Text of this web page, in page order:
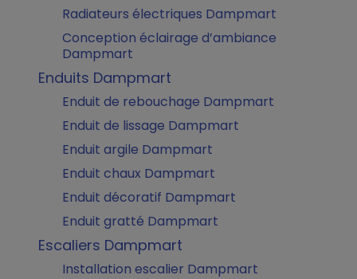
Radiateurs électriques Dampmart
Conception éclairage d’ambiance
Dampmart
Enduits Dampmart
Enduit de rebouchage Dampmart
Enduit de lissage Dampmart
Enduit argile Dampmart
Enduit chaux Dampmart
Enduit décoratif Dampmart
Enduit gratté Dampmart
Escaliers Dampmart
Installation escalier Dampmart